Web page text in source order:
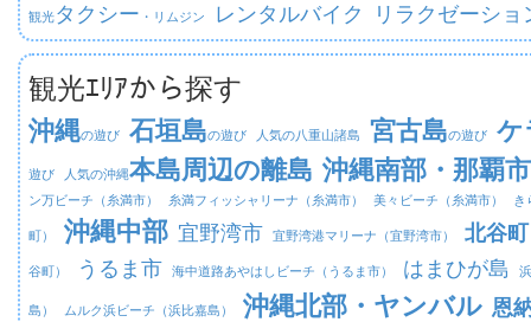
観光タクシー ・リムジン レンタルバイク リラクゼーショ
観光ｴﾘｱから探す
沖縄の遊び 石垣島の遊び 人気の八重山諸島 宮古島の遊び ケ
遊び 人気の沖縄本島周辺の離島 沖縄南部・那覇市
ン万ビーチ（糸満市） 糸満フィッシャリーナ（糸満市） 美々ビーチ（糸満市） き
町） 沖縄中部 宜野湾市 宜野湾港マリーナ（宜野湾市） 北谷町
谷町） うるま市 海中道路あやはしビーチ（うるま市） はまひが島
島） ムルク浜ビーチ（浜比嘉島） 沖縄北部・ヤンバル 恩